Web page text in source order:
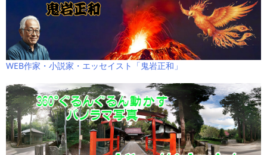
WEB作家・小説家・エッセイスト「鬼岩正和」